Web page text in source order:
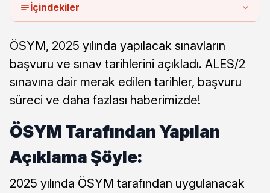
İçindekiler
ÖSYM, 2025 yılında yapılacak sınavların
başvuru ve sınav tarihlerini açıkladı. ALES/2
sınavına dair merak edilen tarihler, başvuru
süreci ve daha fazlası haberimizde!
ÖSYM Tarafından Yapılan
Açıklama Şöyle:
2025 yılında ÖSYM tarafından uygulanacak